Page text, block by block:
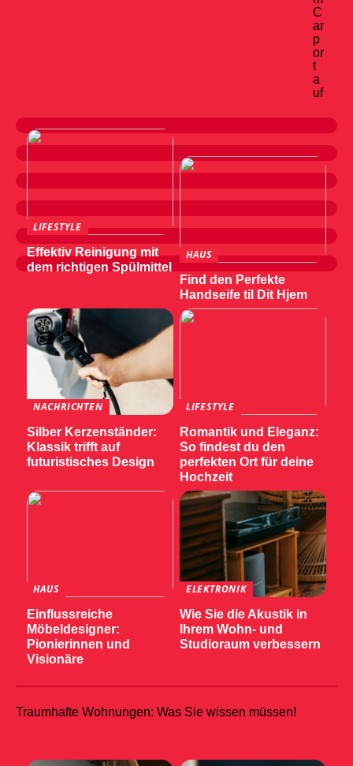
C
ar
p
or
t
a
uf
LIFESTYLE
Effektiv Reinigung mit
dem richtigen Spülmittel
HAUS
Find den Perfekte
Handseife til Dit Hjem
NACHRICHTEN
Silber Kerzenständer:
Klassik trifft auf
futuristisches Design
LIFESTYLE
Romantik und Eleganz:
So findest du den
perfekten Ort für deine
Hochzeit
HAUS
Einflussreiche
Möbeldesigner:
Pionierinnen und
Visionäre
ELEKTRONIK
Wie Sie die Akustik in
Ihrem Wohn- und
Studioraum verbessern
Traumhafte Wohnungen: Was Sie wissen müssen!